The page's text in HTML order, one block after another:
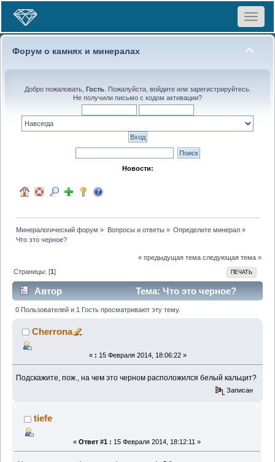
Toggle
Форум о камнях и минералах
Добро пожаловать, Гость. Пожалуйста, войдитеили зарегистрируйтесь.
Не получили письмо с кодом активации?
Новости:
Минералогический форум » Вопросы и ответы» Определите минерал»
Что это черное?
« предыдущая тема следующая тема »
ПЕЧАТЬ
Страницы: [1]
Автор
Тема: Что это черное?
(Прочитано 1061 раз)
0 Пользователей и 1 Гость просматривают эту тему.
Cherrona
« : 15 Февраля 2014, 18:06:22 »
Подскажите, пож., на чем это черном расположился белый кальцит?
Записан
tiefe
« Ответ #1 : 15 Февраля 2014, 18:12:11 »